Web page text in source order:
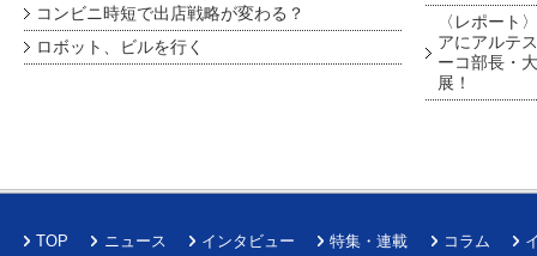
コンビニ時短で出店戦略が変わる？
ロボット、ビルを行く
〈レポート
アにアルテ
ーコ部長・
展！
TOP ニュース インタビュー 特集・連載 コラム